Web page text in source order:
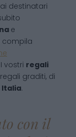
destinatari
e
compila
vostri regali
graditi, di
Italia.
con il